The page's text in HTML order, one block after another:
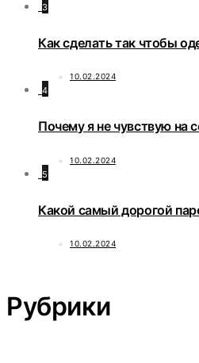
3
Как сделать так чтобы
10.02.2024
4
Почему я не чувствую на
10.02.2024
5
Какой самый дорогой
10.02.2024
Рубрики